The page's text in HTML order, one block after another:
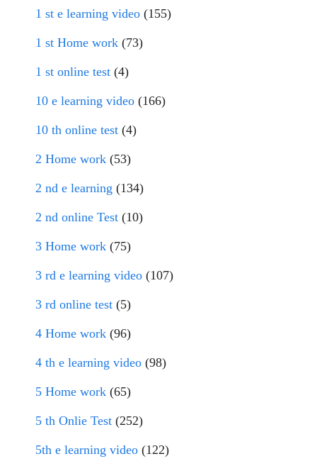
1 st e learning video (155)
1 st Home work (73)
1 st online test (4)
10 e learning video (166)
10 th online test (4)
2 Home work (53)
2 nd e learning (134)
2 nd online Test (10)
3 Home work (75)
3 rd e learning video (107)
3 rd online test (5)
4 Home work (96)
4 th e learning video (98)
5 Home work (65)
5 th Onlie Test (252)
5th e learning video (122)